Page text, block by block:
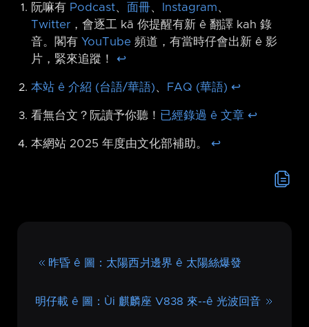
阮嘛有 Podcast、 面冊、 Instagram、
Twitter ，會逐工 kā 你提醒有新 ê 翻譯 kah 錄
音。閣有 YouTube 頻道，有當時仔會出新 ê 影
片，緊來追蹤！ ↩︎
本站 ê 介紹 (台語/華語)、 FAQ (華語) ↩︎
看無台文？阮讀予你聽！ 已經錄過 ê 文章 ↩︎
本網站 2025 年度由文化部補助。 ↩︎
昨昏 ê 圖：太陽西爿邊界 ê 太陽絲爆發
明仔載 ê 圖：Ùi 麒麟座 V838 來-⁠-ê 光波回音